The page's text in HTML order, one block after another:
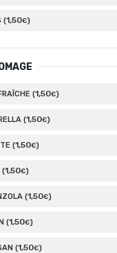
(1,50€)
(1,50€)
(1,50€)
(1,50€)
(1,50€)
(1,50€)
(1,50€)
(1,50€)